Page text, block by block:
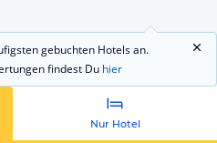
gebuchten Hotels an.
findest Du hier
Nur Hotel